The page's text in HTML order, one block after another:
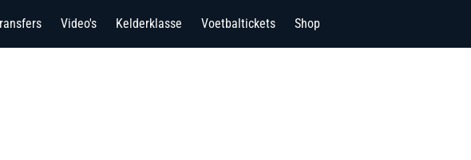
Video's Kelderklasse Voetbaltickets Shop